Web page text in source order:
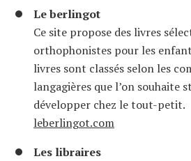
Le berlingot
Ce site propose des livres
orthophonistes pour les
livres sont classés selon les
langagières que l’on souhaite
développer chez le tout-petit.
leberlingot.com
Les libraires